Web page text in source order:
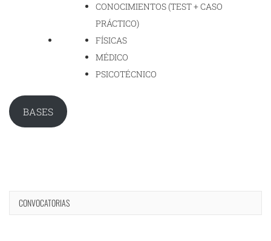
CONOCIMIENTOS (TEST + CASO
PRÁCTICO)
FÍSICAS
MÉDICO
PSICOTÉCNICO
BASES
CONVOCATORIAS